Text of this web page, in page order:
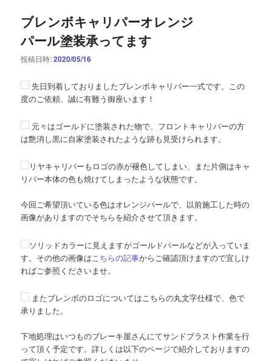
ブレンボキャリパーオレンジ
パール塗装承ってます
投稿日時:2020/05/16
先日到着しておりましたブレンボキャリパー一式です。この
度のご依頼、誠に有難う御座います！
元々はゴールドに塗装された物で、フロントキャリパーの方
は艶消し黒に自家塗装されたような跡も見受けられます。
リヤキャリパーもロゴの赤が褪色してしまい、また片側はキャ
リパー本体の色も焼けてしまったような状態です。
今回ご希望頂いている色はオレンジパールで、以前施工した時の
画像がありますのでそちらを紹介させて頂きます。
ソリッドカラーに見えますがゴールドパールなどが入っていま
す。その他の画像は こちらの記事からご確認頂けますので宜しけ
ればご参照くださいませ。
またブレンボのロゴについてはこちらの丸文字仕様で、色で
承りました。
下地処理はいつものブレーキ屋さんにてサンドブラスト作業を行
って頂く予定です。詳しくは以下のページで紹介しておりますの